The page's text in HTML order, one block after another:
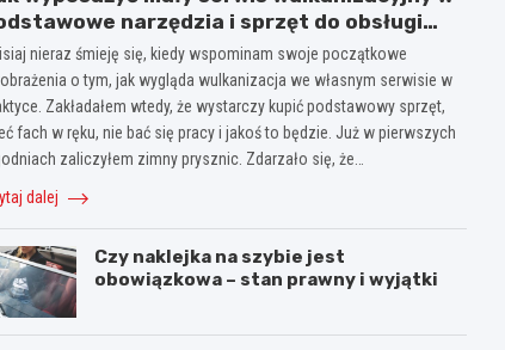
narzędzia i sprzęt do obsługi
nieraz śmieję się, kiedy wspominam swoje początkowe
o tym, jak wygląda wulkanizacja we własnym serwisie w
Zakładałem wtedy, że wystarczy kupić podstawowy sprzęt,
fach w ręku, nie bać się pracy i jakoś to będzie. Już w pierwszych
zaliczyłem zimny prysznic. Zdarzało się, że…
dalej
Czy naklejka na szybie jest
obowiązkowa – stan prawny i wyjątki